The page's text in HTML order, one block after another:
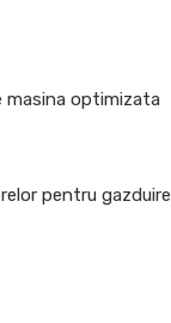
masina optimizata
pentru gazduire